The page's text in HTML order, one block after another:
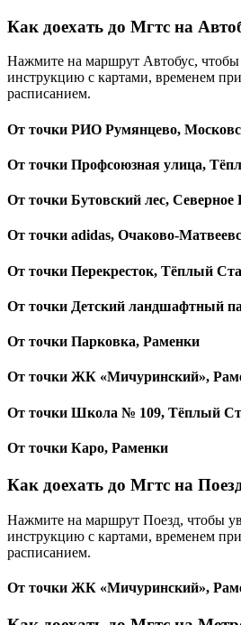
Как доехать до Мгтс на
Нажмите на маршрут Автобус,
инструкцию с картами, временем
расписанием.
От точки РИО Румянцево,
От точки Профсоюзная улица,
От точки Бутовский лес, Северное
От точки adidas, Очаково-
От точки Перекресток, Тёплый
От точки Детский ландшафтный
От точки Парковка, Раменки
От точки ЖК «Мичуринский»,
От точки Школа № 109, Тёплый
От точки Каро, Раменки
Как доехать до Мгтс на
Нажмите на маршрут Поезд, чтобы
инструкцию с картами, временем
расписанием.
От точки ЖК «Мичуринский»,